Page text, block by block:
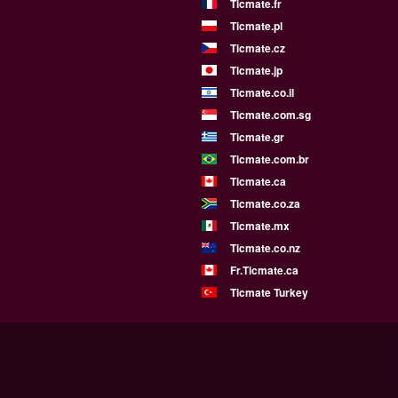
Ticmate.fr
Ticmate.pl
Ticmate.cz
Ticmate.jp
Ticmate.co.il
Ticmate.com.sg
Ticmate.gr
Ticmate.com.br
Ticmate.ca
Ticmate.co.za
Ticmate.mx
Ticmate.co.nz
Fr.Ticmate.ca
Ticmate Turkey